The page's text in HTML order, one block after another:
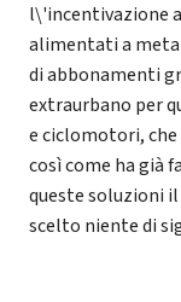
l\'incentivazione
alimentati a
di abbonamenti
extraurbano per
e ciclomotori,
così come ha già
queste soluzioni il
scelto niente di